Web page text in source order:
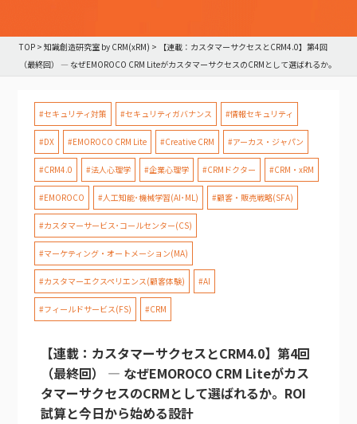
TOP >知識創造研究室 by CRM(xRM) >
【連載：カスタマーサクセスとCRM4.0】第4回
（最終回） — なぜEMOROCO CRM LiteがカスタマーサクセスのCRMとして選ばれるか。
#セキュリティ対策 #セキュリティガバナンス #情報セキュリティ
#DX #EMOROCO CRM Lite #Creative CRM #アーカス・ジャパン
#CRM4.0 #法人心理学 #企業心理学 #CRMドクター #CRM・xRM
#EMOROCO #人工知能･機械学習(AI･ML) #顧客・販売戦略(SFA)
#カスタマーサービス･コールセンター(CS)
#マーケティング・オートメーション(MA)
#カスタマーエクスペリエンス(顧客体験) #AI
#フィールドサービス(FS) #CRM
【連載：カスタマーサクセスとCRM4.0】第4回
（最終回） — なぜEMOROCO CRM Liteがカス
タマーサクセスのCRMとして選ばれるか。ROI
試算と今日から始める設計